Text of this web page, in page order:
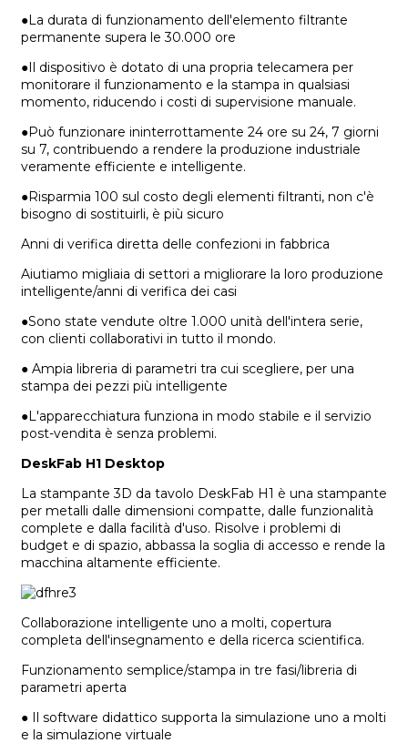
●La durata di funzionamento dell'elemento filtrante
permanente supera le 30.000 ore
●Il dispositivo è dotato di una propria telecamera per
monitorare il funzionamento e la stampa in qualsiasi
momento, riducendo i costi di supervisione manuale.
●Può funzionare ininterrottamente 24 ore su 24, 7 giorni
su 7, contribuendo a rendere la produzione industriale
veramente efficiente e intelligente.
●Risparmia 100 sul costo degli elementi filtranti, non c'è
bisogno di sostituirli, è più sicuro
Anni di verifica diretta delle confezioni in fabbrica
Aiutiamo migliaia di settori a migliorare la loro produzione
intelligente/anni di verifica dei casi
●Sono state vendute oltre 1.000 unità dell'intera serie,
con clienti collaborativi in ​​tutto il mondo.
● Ampia libreria di parametri tra cui scegliere, per una
stampa dei pezzi più intelligente
●L'apparecchiatura funziona in modo stabile e il servizio
post-vendita è senza problemi.
DeskFab H1 Desktop
La stampante 3D da tavolo DeskFab H1 è una stampante
per metalli dalle dimensioni compatte, dalle funzionalità
complete e dalla facilità d'uso. Risolve i problemi di
budget e di spazio, abbassa la soglia di accesso e rende la
macchina altamente efficiente.
Collaborazione intelligente uno a molti, copertura
completa dell'insegnamento e della ricerca scientifica.
Funzionamento semplice/stampa in tre fasi/libreria di
parametri aperta
● Il software didattico supporta la simulazione uno a molti
e la simulazione virtuale